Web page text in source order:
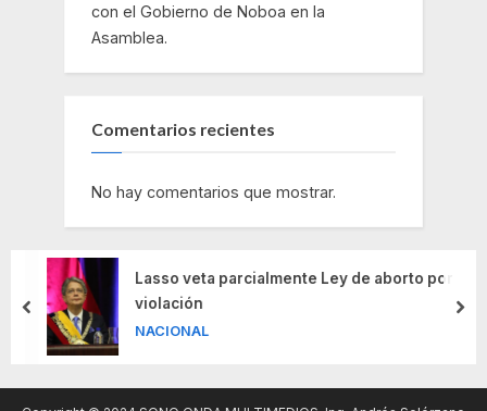
con el Gobierno de Noboa en la
Asamblea.
Comentarios recientes
No hay comentarios que mostrar.
Lasso veta parcialmente Ley de aborto por
violación
NACIONAL
prev